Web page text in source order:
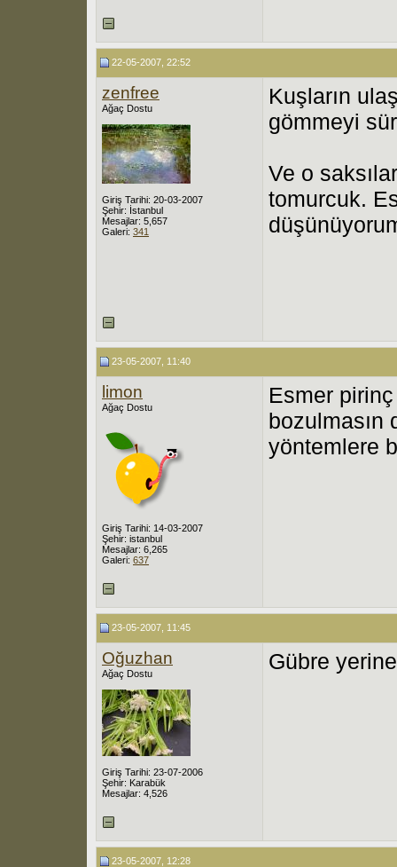
22-05-2007, 22:52
zenfree
Ağaç Dostu
Giriş Tarihi: 20-03-2007
Şehir: İstanbul
Mesajlar: 5,657
Galeri: 341
Kuşların
gömmeyi
Ve o
tomurcuk.
23-05-2007, 11:40
limon
Ağaç Dostu
Giriş Tarihi: 14-03-2007
Şehir: istanbul
Mesajlar: 6,265
Galeri: 637
Esmer
bozulmasın
yöntemlere
23-05-2007, 11:45
Oğuzhan
Ağaç Dostu
Giriş Tarihi: 23-07-2006
Şehir: Karabük
Mesajlar: 4,526
Gübre
23-05-2007, 12:28